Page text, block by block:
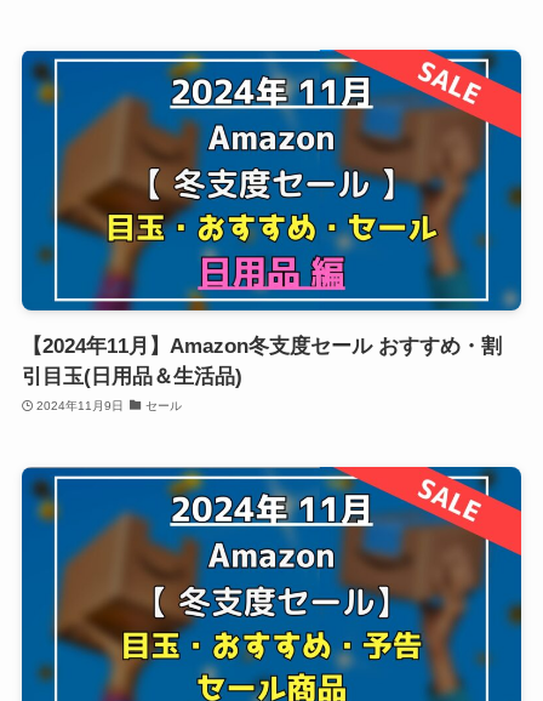
【2024年11月】Amazon冬支度セール おすすめ・割
引目玉(日用品＆生活品)
2024年11月9日 セール